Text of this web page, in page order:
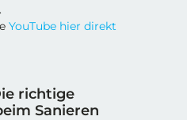
YouTube hier direkt
richtige
Sanieren